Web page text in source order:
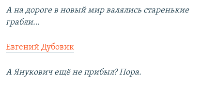
А на дороге в новый мир валялись старенькие
грабли…
Евгений Дубовик
А Янукович ещё не прибыл? Пора.